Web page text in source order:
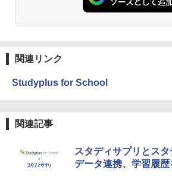
版(KUMON
￥4,046
4
ンツが1年間使い放
4
つかめ！理科ダマ
みんな大好き！ ヤ
物理実験モデル楽
Galtonplatteの物
エンスツール
関連リンク
Studyplus for School
関連記事
スタディサプリとス
データ連携、学習履